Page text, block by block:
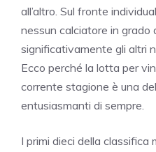
all’altro. Sul fronte
nessun calciatore in grado
significativamente gli altri
Ecco perché la lotta per
corrente stagione è una
entusiasmanti di sempre.
I primi dieci della classifica